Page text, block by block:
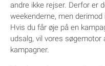
andre ikke rejser. Derfor er
weekenderne, men
Hvis du får øje på en
udsalg, vil vores
kampagner.